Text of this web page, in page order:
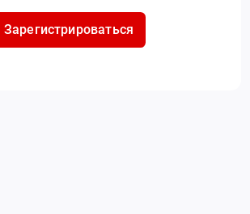
Зарегистрироваться